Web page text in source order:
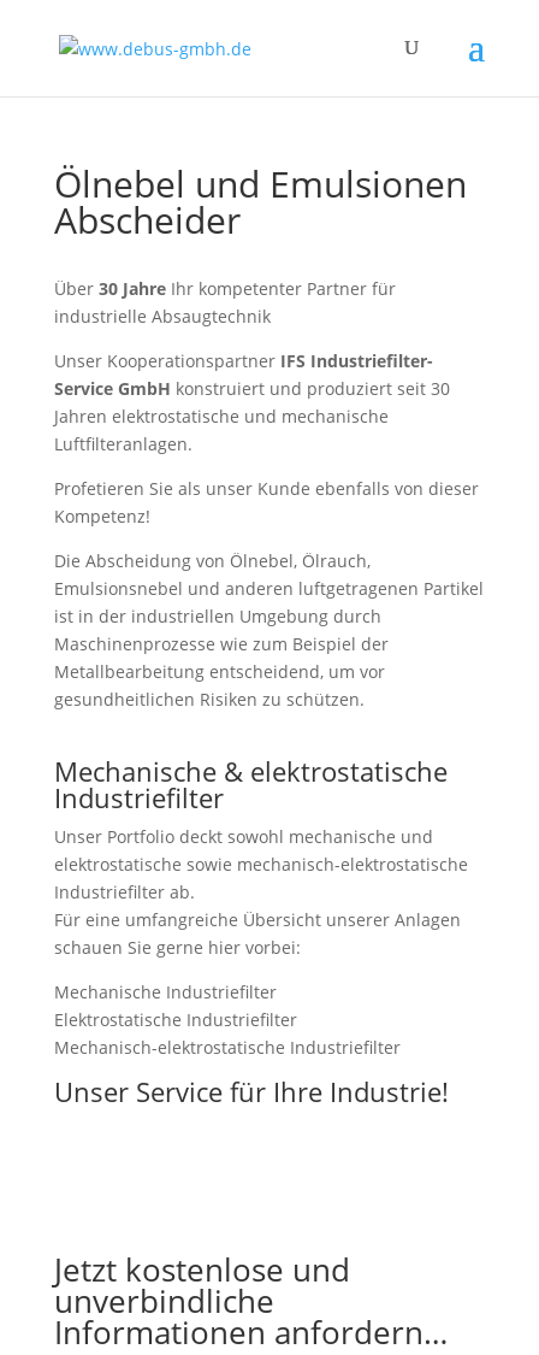
Ölnebel und Emulsionen
Abscheider
Über 30 JahreIhr kompetenter Partner für
industrielle Absaugtechnik
Unser KooperationspartnerIFS Industriefilter-
Service GmbH konstruiert und produziert seit 30
Jahren elektrostatische und mechanische
Luftfilteranlagen.
Profetieren Sie als unser Kunde ebenfalls von dieser
Kompetenz!
Die Abscheidung von Ölnebel, Ölrauch,
Emulsionsnebel und anderen luftgetragenen Partikel
ist in der industriellen Umgebung durch
Maschinenprozesse wie zum Beispiel der
Metallbearbeitung entscheidend, um vor
gesundheitlichen Risiken zu schützen.
Mechanische & elektrostatische
Industriefilter
Unser Portfolio deckt sowohl mechanische und
elektrostatische sowie mechanisch-elektrostatische
Industriefilter ab.
Für eine umfangreiche Übersicht unserer Anlagen
schauen Sie gerne hier vorbei:
Mechanische Industriefilter
Elektrostatische Industriefilter
Mechanisch-elektrostatische Industriefilter
Unser Service für Ihre Industrie!
Jetzt kostenlose und
unverbindliche
Informationen anfordern…